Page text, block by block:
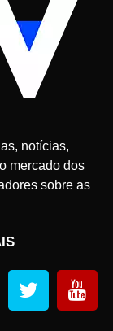
notícias,
mercado dos
sobre as